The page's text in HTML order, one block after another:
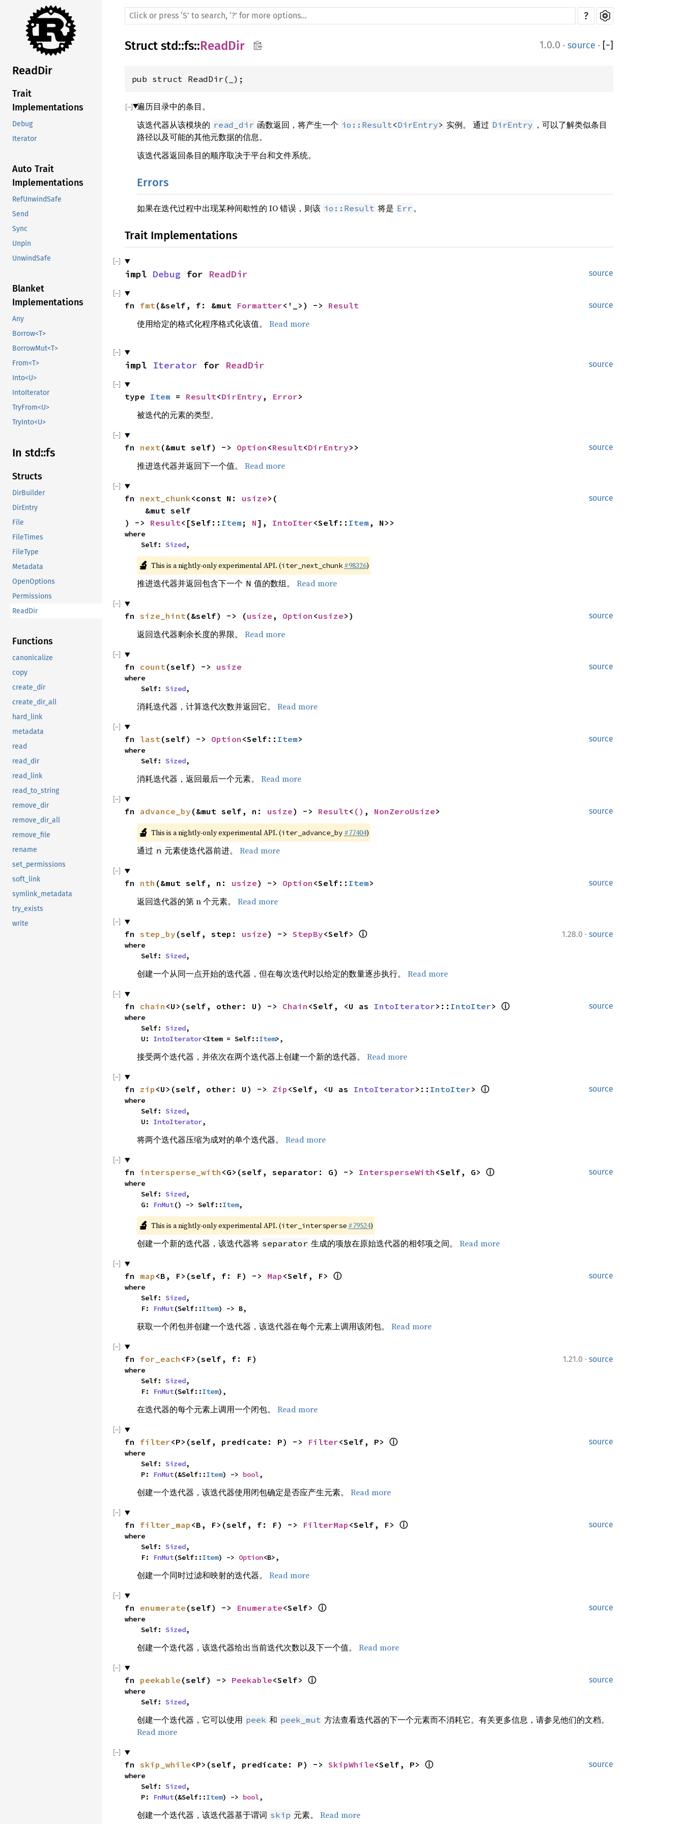
ReadDir
Trait
Implementations
Debug
Iterator
Auto Trait
Implementations
RefUnwindSafe
Send
Sync
Unpin
UnwindSafe
Blanket
Implementations
Any
Borrow<T>
BorrowMut<T>
From<T>
Into<U>
IntoIterator
TryFrom<U>
TryInto<U>
In std::fs
Structs
DirBuilder
DirEntry
File
FileTimes
FileType
Metadata
OpenOptions
Permissions
ReadDir
Functions
canonicalize
copy
create_dir
create_dir_all
hard_link
metadata
read
read_dir
read_link
read_to_string
remove_dir
remove_dir_all
remove_file
rename
set_permissions
soft_link
symlink_metadata
try_exists
write
?
Struct std::fs::ReadDir 1.0.0 · source · [−]
pub struct ReadDir(_);
遍历目录中的条目。
该迭代器从该模块的 read_dir 函数返回，将产生一个 io::Result<DirEntry> 实例。 通过 DirEntry ，可以了解类似条目
路径以及可能的其他元数据的信息。
该迭代器返回条目的顺序取决于平台和文件系统。
Errors
如果在迭代过程中出现某种间歇性的 IO 错误，则该 io::Result 将是 Err 。
Trait Implementations
source
impl Debug for ReadDir
source
fn fmt(&self, f: &mut Formatter<'_>) -> Result
使用给定的格式化程序格式化该值。 Read more
source
impl Iterator for ReadDir
type Item = Result<DirEntry , Error>
被迭代的元素的类型。
source
fn next(&mut self) -> Option <Result<DirEntry>>
推进迭代器并返回下一个值。 Read more
source
fn next_chunk<const N: usize>(
) -> Result<[Self:: Item ; N], IntoIter<Self:: Item , N>>
where
    Self:
Sized,
🔬 This is a nightly-only experimental API. (iter_next_chunk #98326)
推进迭代器并返回包含下一个 N 值的数组。 Read more
source
fn size_hint(&self) -> (usize , Option <usize>)
返回迭代器剩余长度的界限。 Read more
source
fn count(self) -> usize
where
    Self:
Sized,
消耗迭代器，计算迭代次数并返回它。 Read more
source
fn last(self) -> Option <Self:: Item>
where
    Self:
Sized,
消耗迭代器，返回最后一个元素。 Read more
source
fn advance_by (&mut self, n: usize) -> Result< () , NonZeroUsize>
🔬 This is a nightly-only experimental API. (iter_advance_by #77404)
通过 n 元素使迭代器前进。 Read more
source
fn nth (&mut self, n: usize) -> Option <Self:: Item>
返回迭代器的第 n 个元素。 Read more
1.28.0 · source
fn step_by (self, step: usize) -> StepBy<Self> ⓘ
where
    Self:
Sized,
创建一个从同一点开始的迭代器，但在每次迭代时以给定的数量逐步执行。 Read more
source
fn chain <U>(self, other: U) -> Chain <Self, <U as IntoIterator>:: IntoIter> ⓘ
where
    Self:
Sized,
    U:
IntoIterator<Item = Self::Item>,
接受两个迭代器，并依次在两个迭代器上创建一个新的迭代器。 Read more
source
fn zip <U>(self, other: U) -> Zip <Self, <U as IntoIterator>:: IntoIter> ⓘ
where
    Self:
Sized,
    U:
IntoIterator,
将两个迭代器压缩为成对的单个迭代器。 Read more
source
fn intersperse_with <G>(self, separator: G) -> IntersperseWith <Self, G> ⓘ
where
    Self:
Sized,
    G:
FnMut() -> Self::Item,
🔬 This is a nightly-only experimental API. (iter_intersperse #79524)
创建一个新的迭代器，该迭代器将 separator 生成的项放在原始迭代器的相邻项之间。 Read more
source
fn map <B, F>(self, f: F) -> Map <Self, F> ⓘ
where
    Self:
Sized,
    F:
FnMut(Self::Item) -> B,
获取一个闭包并创建一个迭代器，该迭代器在每个元素上调用该闭包。 Read more
1.21.0 · source
fn for_each <F>(self, f: F)
where
    Self:
Sized,
    F:
FnMut(Self::Item),
在迭代器的每个元素上调用一个闭包。 Read more
source
fn filter<P>(self, predicate: P) -> Filter<Self, P> ⓘ
where
    Self:
Sized,
    P:
FnMut(&Self::Item) -> bool,
创建一个迭代器，该迭代器使用闭包确定是否应产生元素。 Read more
source
fn filter_map <B, F>(self, f: F) -> FilterMap <Self, F> ⓘ
where
    Self:
Sized,
    F:
FnMut(Self::Item) -> Option<B>,
创建一个同时过滤和映射的迭代器。 Read more
source
fn enumerate (self) -> Enumerate<Self> ⓘ
where
    Self:
Sized,
创建一个迭代器，该迭代器给出当前迭代次数以及下一个值。 Read more
source
fn peekable (self) -> Peekable<Self> ⓘ
where
    Self:
Sized,
创建一个迭代器，它可以使用 peek 和 peek_mut 方法查看迭代器的下一个元素而不消耗它。有关更多信息，请参见他们的文档。
Read more
source
fn skip_while<P>(self, predicate: P) -> SkipWhile<Self, P> ⓘ
where
    Self:
Sized,
    P:
FnMut(&Self::Item) -> bool,
创建一个迭代器，该迭代器基于谓词 skip 元素。 Read more